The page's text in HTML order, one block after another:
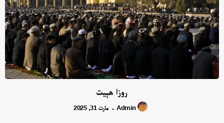
روزا ھېيت
Admin
- مارت 31, 2025